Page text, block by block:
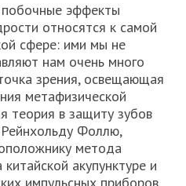
эффекты
относятся к самой
сфере: ими мы не
нам очень много
зрения, освещающая
метафизической
теория в защиту зубов
Фоллю,
метода
акупунктуре и